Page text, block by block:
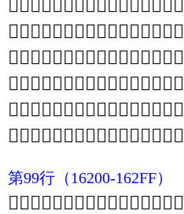
𖅚𖅛𖅜𖅝𖅞𖅟𖅠𖅡𖅢𖅣𖅤𖅥𖅦𖅧𖅨𖅩
𖅸𖅹𖅺𖅻𖅼𖅽𖅾𖅿𖆀𖆁𖆂𖆃𖆄𖆅𖆆𖆇
𖆖𖆗𖆘𖆙𖆚𖆛𖆜𖆝𖆞𖆟𖆠𖆡𖆢𖆣𖆤𖆥
𖆴𖆵𖆶𖆷𖆸𖆹𖆺𖆻𖆼𖆽𖆾𖆿𖇀𖇁𖇂𖇃
𖇒𖇓𖇔𖇕𖇖𖇗𖇘𖇙𖇚𖇛𖇜𖇝𖇞𖇟𖇠𖇡
𖇰𖇱𖇲𖇳𖇴𖇵𖇶𖇷𖇸𖇹𖇺𖇻𖇼𖇽𖇾𖇿
第99行 （16200-162FF）
𖈀𖈁𖈂𖈃𖈄𖈅𖈆𖈇𖈈𖈉𖈊𖈋𖈌𖈍𖈎𖈏